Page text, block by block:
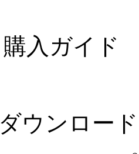
入ガイド
ウンロー